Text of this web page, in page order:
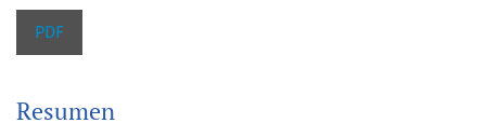
PDF
Resumen